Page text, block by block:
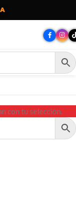
A
con tu selección.